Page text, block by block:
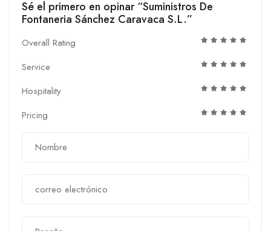
Sé el primero en opinar “Suministros De
Fontaneria Sánchez Caravaca S.L.”
Overall Rating
Service
Hospitality
Pricing